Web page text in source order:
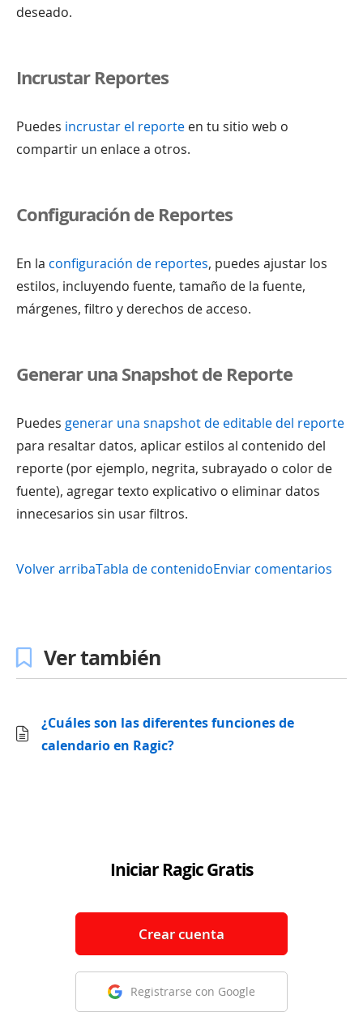
deseado.
Incrustar Reportes
Puedes incrustar el reporte en tu sitio web o
compartir un enlace a otros.
Configuración de Reportes
En la configuración de reportes, puedes ajustar los
estilos, incluyendo fuente, tamaño de la fuente,
márgenes, filtro y derechos de acceso.
Generar una Snapshot de Reporte
Puedes generar una snapshot de editable del reporte
para resaltar datos, aplicar estilos al contenido del
reporte (por ejemplo, negrita, subrayado o color de
fuente), agregar texto explicativo o eliminar datos
innecesarios sin usar filtros.
Volver arribaTabla de contenidoEnviar comentarios
Ver también
¿Cuáles son las diferentes funciones de
calendario en Ragic?
Iniciar Ragic Gratis
Crear cuenta
Registrarse con Google